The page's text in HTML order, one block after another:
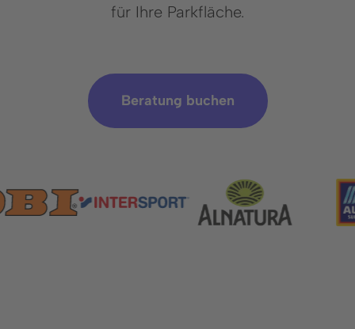
für Ihre Parkfläche.
Beratung buchen
Aus Erfahrung können wir sagen, dass eine kurze